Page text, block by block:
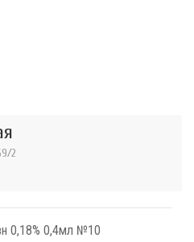
2
0,18% 0,4мл №10